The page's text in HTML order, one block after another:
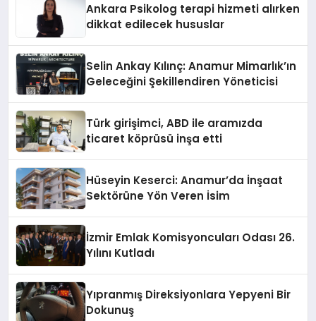
Ankara Psikolog terapi hizmeti alırken
dikkat edilecek hususlar
Selin Ankay Kılınç: Anamur Mimarlık’ın
Geleceğini Şekillendiren Yöneticisi
Türk girişimci, ABD ile aramızda
ticaret köprüsü inşa etti
Hüseyin Keserci: Anamur’da İnşaat
Sektörüne Yön Veren İsim
İzmir Emlak Komisyoncuları Odası 26.
Yılını Kutladı
Yıpranmış Direksiyonlara Yepyeni Bir
Dokunuş